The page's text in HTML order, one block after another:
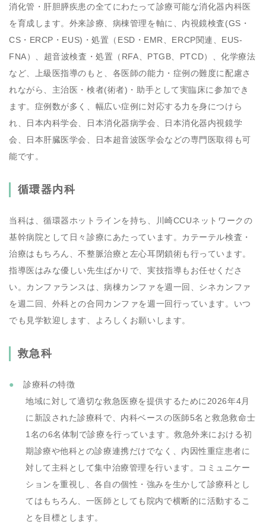
消化管・肝胆膵疾患の全てにわたって診療可能な消化器内科医
を育成します。外来診療、病棟管理を軸に、内視鏡検査(GS・
CS・ERCP・EUS)・処置（ESD・EMR、ERCP関連、EUS-
FNA）、超音波検査・処置（RFA、PTGB、PTCD）、化学療法
など、上級医指導のもと、各医師の能力・症例の難度に配慮さ
れながら、主治医・検者(術者)・助手として実臨床に参加でき
ます。症例数が多く、幅広い症例に対応する力を身につけら
れ、日本内科学会、日本消化器病学会、日本消化器内視鏡学
会、日本肝臓医学会、日本超音波医学会などの専門医取得も可
能です。
循環器内科
当科は、循環器ホットラインを持ち、川崎CCUネットワークの
基幹病院として日々診療にあたっています。カテーテル検査・
治療はもちろん、不整脈治療と左心耳閉鎖術も行っています。
指導医はみな優しい先生ばかりで、実技指導もお任せくださ
い。カンファランスは、病棟カンファを週一回、シネカンファ
を週二回、外科との合同カンファを週一回行っています。いつ
でも見学歓迎します、よろしくお願いします。
救急科
診療科の特徴
地域に対して適切な救急医療を提供するために2026年4月
に新設された診療科で、内科ベースの医師5名と救急救命士
1名の6名体制で診療を行っています。救急外来における初
期診療や他科との診療連携だけでなく、内因性重症患者に
対して主科として集中治療管理を行います。コミュニケー
ションを重視し、各自の個性・強みを生かして診療科とし
てはもちろん、一医師としても院内で横断的に活動するこ
とを目標とします。